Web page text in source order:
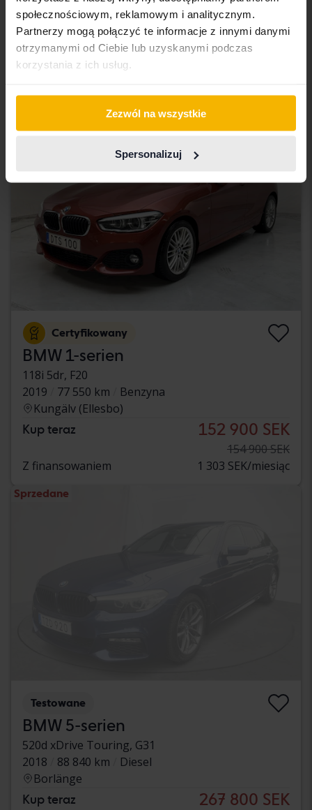
społecznościowym, reklamowym i analitycznym.
Partnerzy mogą połączyć te informacje z innymi danymi
otrzymanymi od Ciebie lub uzyskanymi podczas
korzystania z ich usług.
Zezwól na wszystkie
Spersonalizuj
xDrive 20d, F26
2016
149 570 km
Diesel
Åkersberga (Runö)
Kup teraz 187 800 SEK
Z finansowaniem
1 601 SEK/miesiąc
Certyfikowany
BMW 1-serien
118i 5dr, F20
2019
77 550 km
Benzyna
Kungälv (Ellesbo)
Kup teraz 152 900 SEK
154 900 SEK
Z finansowaniem
1 303 SEK/miesiąc
Sprzedane
Testowane
BMW 5-serien
520d xDrive Touring, G31
2018
88 840 km
Diesel
Borlänge
Kup teraz 267 800 SEK